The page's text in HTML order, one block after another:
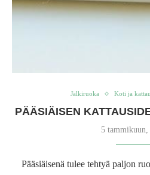
Jälkiruoka Koti ja
PÄÄSIÄISEN
5 tammikuun,
Pääsiäisenä tulee tehtyä paljon